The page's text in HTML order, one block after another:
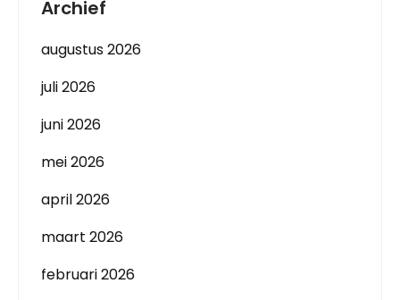
Archief
augustus 2026
juli 2026
juni 2026
mei 2026
april 2026
maart 2026
februari 2026